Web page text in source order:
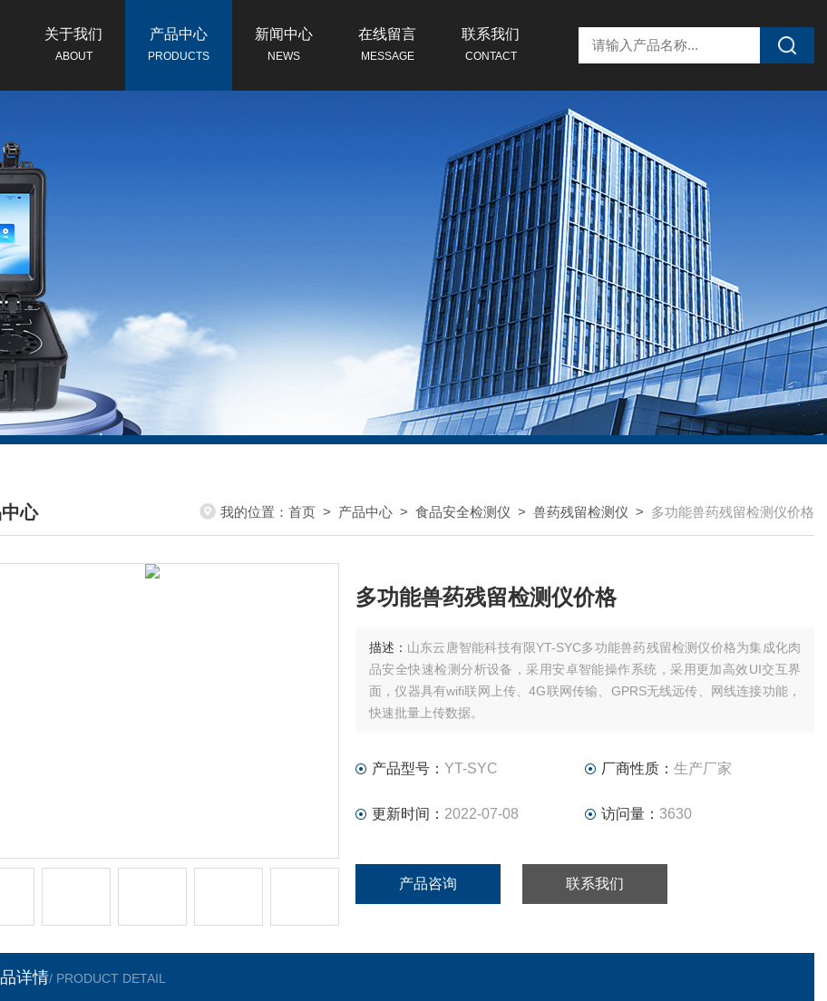
关于我们
ABOUT
产品中心
PRODUCTS
新闻中心
NEWS
在线留言
MESSAGE
联系我们
CONTACT
心
CENTER
我的位置： 首页 > 产品中心 > 食品安全检测仪 > 兽药残留检测仪 > 多功能兽药残留检测仪价格
多功能兽药残留检测仪价格
描述： 山东云唐智能科技有限YT-SYC多功能兽药残留检测仪价格为集成化肉
品安全快速检测分析设备，采用安卓智能操作系统，采用更加高效UI交互界
面，仪器具有wifi联网上传、4G联网传输、GPRS无线远传、网线连接功能，
快速批量上传数据。
产品型号： YT-SYC 厂商性质： 生产厂家
更新时间： 2022-07-08 访问量： 3630
产品咨询 联系我们
详情/ PRODUCT DETAIL